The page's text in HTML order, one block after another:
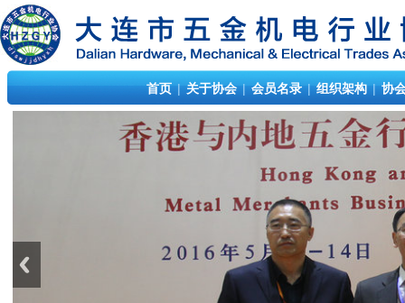
首页 | 关于协会 | 会员名录 | 组织架构 | 协